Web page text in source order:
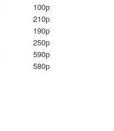
100р
210р
190р
250р
590р
580р